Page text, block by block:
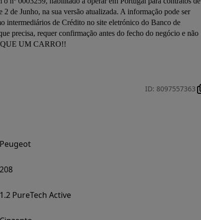
de Junho, na sua versão atualizada. A informação pode ser
intermediários de Crédito no site eletrónico do Banco de
precisa, requer confirmação antes do fecho do negócio e não
ID: 8097557363
Peugeot
208
1.2 PureTech Active